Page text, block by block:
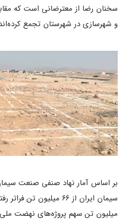
سخنان رضا از معترضانی است که
و شهرسازی در شهرستان تجمع
بر اساس آمار نهاد صنفی صنعت
میلیون تن سهم پروژه‌های نهضت